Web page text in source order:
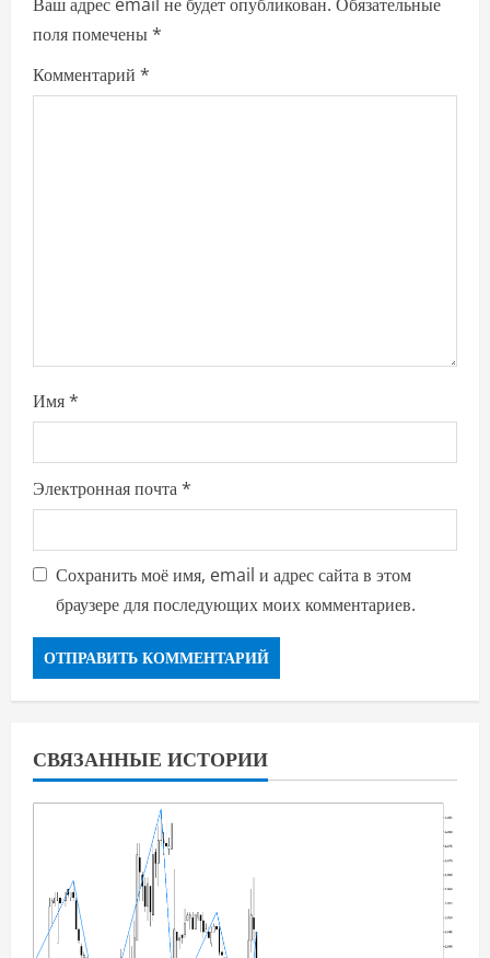
и
я
и
с
м
поля помечены*
Комментарий *
Имя*
Электронная почта*
Сохранить моё имя, email и адрес сайта в этом
браузере для последующих моих комментариев.
СВЯЗАННЫЕ ИСТОРИИ